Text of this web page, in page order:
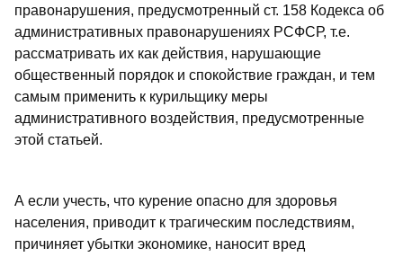
правонарушения, предусмотренный ст. 158 Кодекса об
административных правонарушениях РСФСР, т.е.
рассматривать их как действия, нарушающие
общественный порядок и спокойствие граждан, и тем
самым применить к курильщику меры
административного воздействия, предусмотренные
этой статьей.
А если учесть, что курение опасно для здоровья
населения, приводит к трагическим последствиям,
причиняет убытки экономике, наносит вред